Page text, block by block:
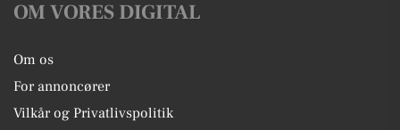
OM VORES DIGITAL
Om os
For annoncører
Vilkår og Privatlivspolitik